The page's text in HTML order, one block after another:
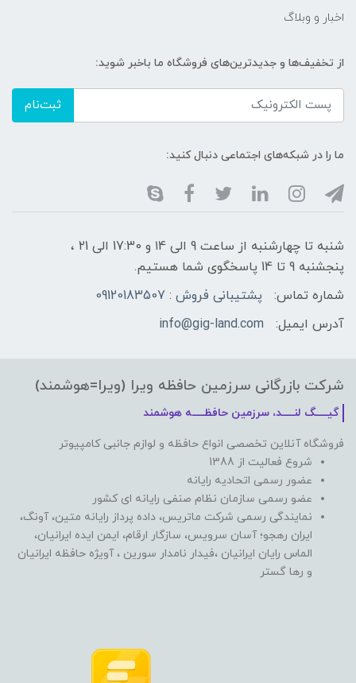
اخبار و وبلاگ
از تخفیف‌ها و جدیدترین‌های فروشگاه ما باخبر شوید:
ثبت‌نام
ما را در شبکه‌های اجتماعی دنبال کنید:
شنبه تا چهارشنبه از ساعت 9 الی ۱4 و 17:30 الی ۲1 ،
پنجشنبه 9 تا 14 پاسخگوی شما هستیم.
شماره تماس:
پشتیبانی فروش : 09120183507
آدرس ایمیل:
info@gig-land.com
شرکت بازرگانی سرزمین حافظه ویرا (ویرا=هوشمند)
گیـــــگ لنـــــد، سرزمین حافظـــــه هوشمند
فروشگاه آنلاین تخصصی انواع حافظه و لوازم جانبی کامپیوتر
شروع فعالیت از 1388
عضور رسمی اتحادیه رایانه
عضو رسمی سازمان نظام صنفی رایانه ای کشور
نمایندگی رسمی شرکت ماتریس، داده پرداز رایانه متین، آونگ،
ایران رهجو؛ آسان سرویس، سازگار ارقام، ایمن ایده ایرانیان،
الماس رایان ایرانیان ،فیدار نامدار سورین ، آویژه حافظه ایرانیان
و رها گستر